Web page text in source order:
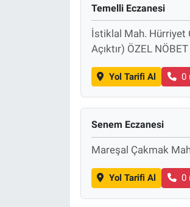
Temelli Eczanesi
İstiklal Mah. Hürriyet
Açıktır) ÖZEL
Yol Tarifi Al 0
Senem Eczanesi
Mareşal Çakmak
Yol Tarifi Al 0